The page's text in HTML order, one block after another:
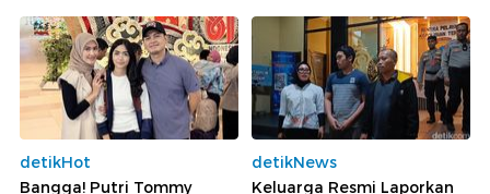
detikHot
Bangga! Putri Tommy
detikNews
Keluarga Resmi Laporkan